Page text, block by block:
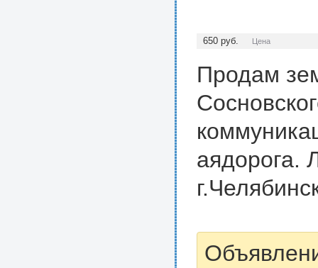
650 руб. Цена
Продам
аядорога.